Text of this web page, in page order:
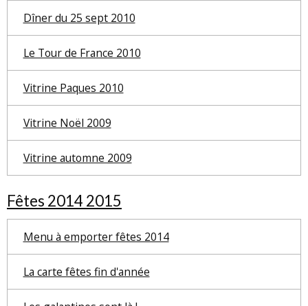
Dîner du 25 sept 2010
Le Tour de France 2010
Vitrine Paques 2010
Vitrine Noël 2009
Vitrine automne 2009
Fêtes 2014 2015
Menu à emporter fêtes 2014
La carte fêtes fin d'année